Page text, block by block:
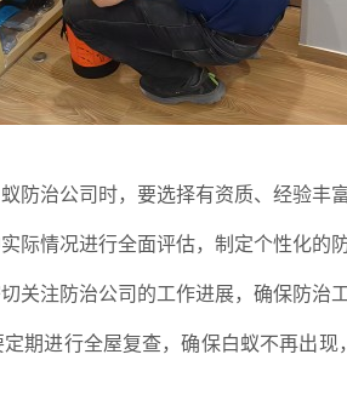
防治公司时，要选择有资质、经验丰
际情况进行全面评估，制定个性化的防
关注防治公司的工作进展，确保防治
期进行全屋复查，确保白蚁不再出